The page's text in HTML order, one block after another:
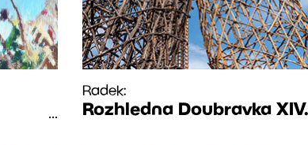
...
Radek:
Rozhledna Doubravka XIV.